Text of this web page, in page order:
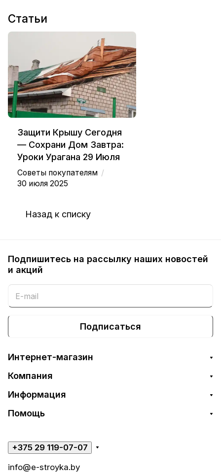
Статьи
Защити Крышу Сегодня
— Сохрани Дом Завтра:
Уроки Урагана 29 Июля
Советы покупателям /
30 июля 2025
Назад к списку
Подпишитесь на рассылку наших новостей
и акций
Подписаться
Интернет-магазин
Компания
Информация
Помощь
+375 29 119-07-07
info@e-stroyka.by